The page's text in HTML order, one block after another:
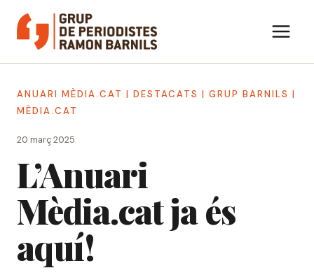
contingut
ANUARI MÈDIA.CAT | DESTACATS | GRUP BARNILS |
MÈDIA.CAT
20 març 2025
L’Anuari
Mèdia.cat ja és
aquí!